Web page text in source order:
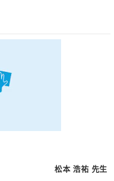
松本 浩祐 先生